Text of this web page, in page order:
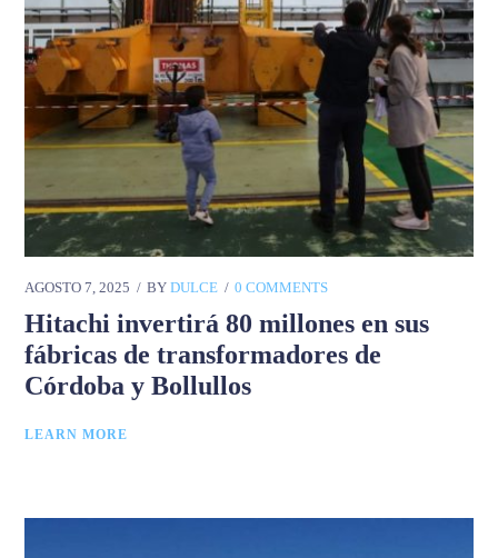
AGOSTO 7, 2025 BYDULCE 0 COMMENTS
Hitachi invertirá 80 millones en sus
fábricas de transformadores de
Córdoba y Bollullos
LEARN MORE